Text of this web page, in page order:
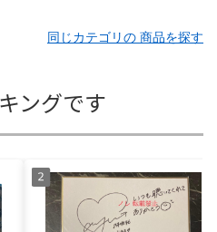
同じカテゴリの 商品を探す
ングです